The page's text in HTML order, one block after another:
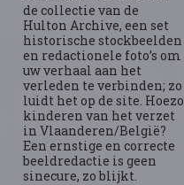
de collectie van de
Hulton Archive, een set
historische stockbeelden
en redactionele foto’s om
uw verhaal aan het
verleden te verbinden; zo
luidt het op de site. Hoezo
kinderen van het verzet
in Vlaanderen/België?
Een ernstige en correcte
beeldredactie is geen
sinecure, zo blijkt.